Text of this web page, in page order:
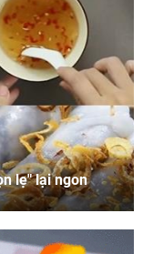
lẹ" lại ngon